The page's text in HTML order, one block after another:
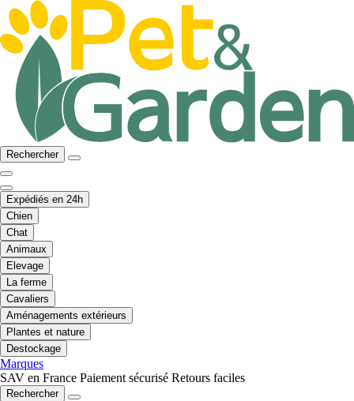
Rechercher
Expédiés en 24h
Chien
Chat
Animaux
Elevage
La ferme
Cavaliers
Aménagements extérieurs
Plantes et nature
Destockage
Marques
SAV en France Paiement sécurisé Retours faciles
Rechercher